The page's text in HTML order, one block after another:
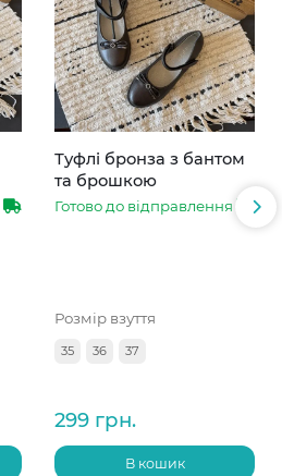
Туфлі бронза з бантом
та брошкою
Готово до відправлення
Розмір взуття
35 36 37
299 грн.
В кошик